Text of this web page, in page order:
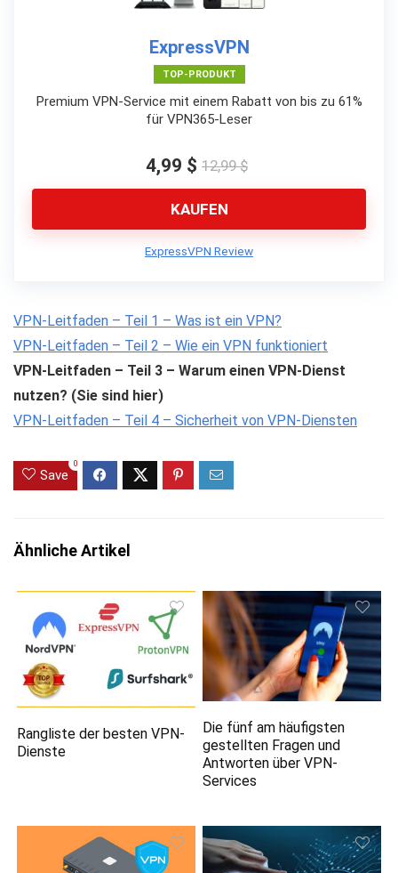
ExpressVPN
TOP-PRODUKT
Premium VPN-Service mit einem Rabatt von bis zu 61%
für VPN365-Leser
4,99 $ 12,99 $
KAUFEN
ExpressVPN Review
VPN-Leitfaden – Teil 1 – Was ist ein VPN?
VPN-Leitfaden – Teil 2 – Wie ein VPN funktioniert
VPN-Leitfaden – Teil 3 – Warum einen VPN-Dienst
nutzen? (Sie sind hier)
VPN-Leitfaden – Teil 4 – Sicherheit von VPN-Diensten
Save
0
Ähnliche Artikel
Rangliste der besten VPN-
Dienste
Die fünf am häufigsten
gestellten Fragen und
Antworten über VPN-
Services